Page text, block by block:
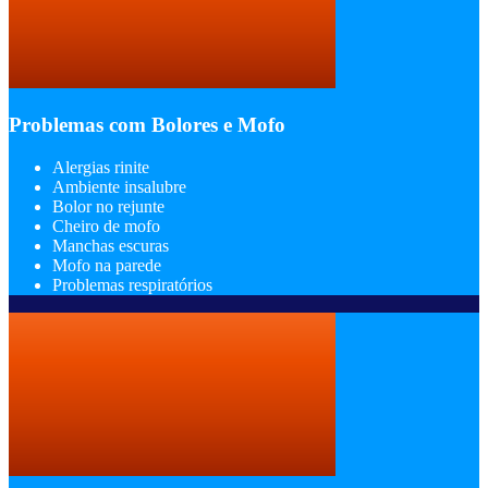
Problemas com Bolores e Mofo
Alergias rinite
Ambiente insalubre
Bolor no rejunte
Cheiro de mofo
Manchas escuras
Mofo na parede
Problemas respiratórios